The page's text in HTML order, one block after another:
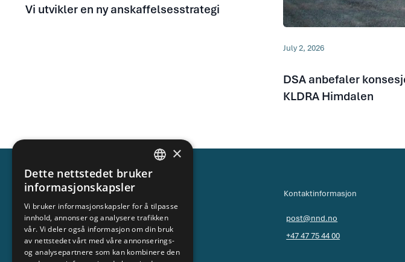
Vi utvikler en ny anskaffelsesstrategi
July 2, 2026
DSA anbefaler
KLDRA Himdalen
TRYGG
Kontaktinformasjon
post@nnd.no
+47 47 75 44 00
NORWEGIAN
×
Dette nettstedet bruker
informasjonskapsler
Vi bruker informasjonskapsler for å tilpasse
innhold, annonser og analysere trafikken
vår. Vi deler også informasjon om din bruk
av nettstedet vårt med våre annonserings-
og analysepartnere som kan kombinere den